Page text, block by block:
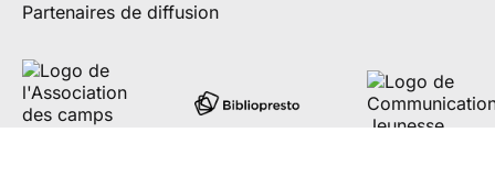
Partenaires de diffusion